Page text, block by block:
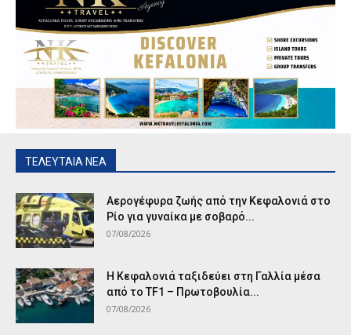
ΤΕΛΕΥΤΑΙΑ ΝΕΑ
Αερογέφυρα ζωής από την Κεφαλονιά στο
Ρίο για γυναίκα με σοβαρό...
07/08/2026
Η Κεφαλονιά ταξιδεύει στη Γαλλία μέσα
από το TF1 – Πρωτοβουλία...
07/08/2026